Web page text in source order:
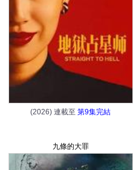
(2026) 連載至第9集完結
九條的大罪